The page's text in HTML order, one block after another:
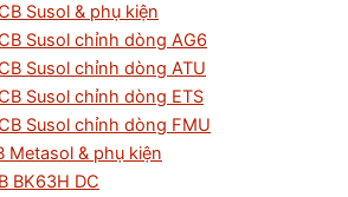
Susol & phụ kiện
Susol chỉnh dòng AG6
Susol chỉnh dòng ATU
Susol chỉnh dòng ETS
Susol chỉnh dòng FMU
Metasol & phụ kiện
BK63H DC